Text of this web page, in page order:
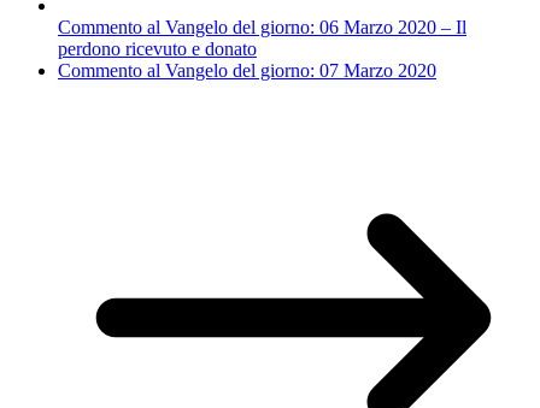
Commento al Vangelo del giorno: 06 Marzo 2020 – Il
perdono ricevuto e donato
Commento al Vangelo del giorno: 07 Marzo 2020